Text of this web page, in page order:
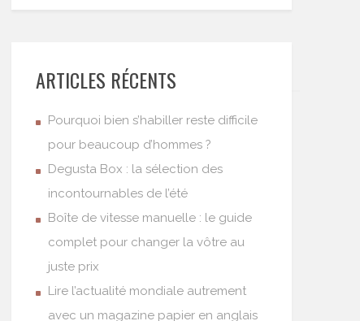
ARTICLES RÉCENTS
Pourquoi bien s’habiller reste difficile
pour beaucoup d’hommes ?
Degusta Box : la sélection des
incontournables de l’été
Boîte de vitesse manuelle : le guide
complet pour changer la vôtre au
juste prix
Lire l’actualité mondiale autrement
avec un magazine papier en anglais